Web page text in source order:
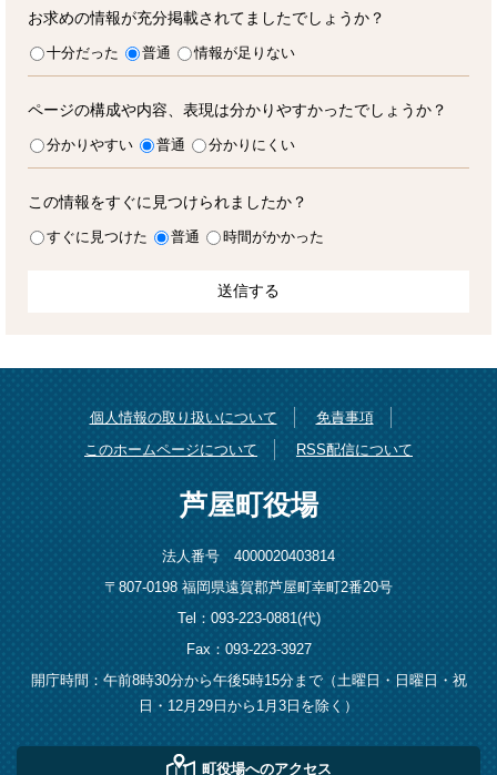
お求めの情報が充分掲載されてましたでしょうか？
十分だった 普通 情報が足りない
ページの構成や内容、表現は分かりやすかったでしょうか？
分かりやすい 普通 分かりにくい
この情報をすぐに見つけられましたか？
すぐに見つけた 普通 時間がかかった
個人情報の取り扱いについて
免責事項
このホームページについて
RSS配信について
芦屋町役場
法人番号 4000020403814
〒807-0198 福岡県遠賀郡芦屋町幸町2番20号
Tel：093-223-0881(代)
Fax：093-223-3927
開庁時間：午前8時30分から午後5時15分まで（土曜日・日曜日・祝
日・12月29日から1月3日を除く）
町役場へのアクセス